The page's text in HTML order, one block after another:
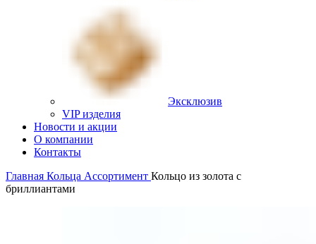
Эксклюзив
VIP изделия
Новости и акции
О компании
Контакты
Главная Кольца Ассортимент Кольцо из золота с
бриллиантами